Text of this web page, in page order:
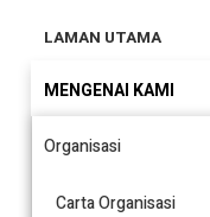
LAMAN UTAMA
MENGENAI KAMI
Organisasi
Carta Organisasi